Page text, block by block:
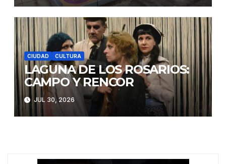
CIUDAD CULTURA
LAGUNA DE LOS ROSARIOS:
CAMPO Y RENCOR
JUL 30, 2026